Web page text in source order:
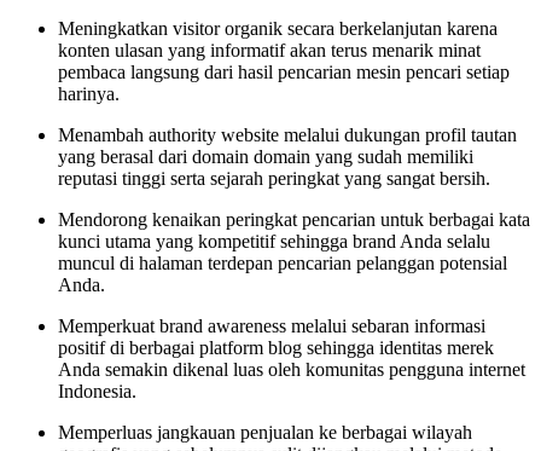
Meningkatkan visitor organik secara berkelanjutan karena
konten ulasan yang informatif akan terus menarik minat
pembaca langsung dari hasil pencarian mesin pencari setiap
harinya.
Menambah authority website melalui dukungan profil tautan
yang berasal dari domain domain yang sudah memiliki
reputasi tinggi serta sejarah peringkat yang sangat bersih.
Mendorong kenaikan peringkat pencarian untuk berbagai kata
kunci utama yang kompetitif sehingga brand Anda selalu
muncul di halaman terdepan pencarian pelanggan potensial
Anda.
Memperkuat brand awareness melalui sebaran informasi
positif di berbagai platform blog sehingga identitas merek
Anda semakin dikenal luas oleh komunitas pengguna internet
Indonesia.
Memperluas jangkauan penjualan ke berbagai wilayah